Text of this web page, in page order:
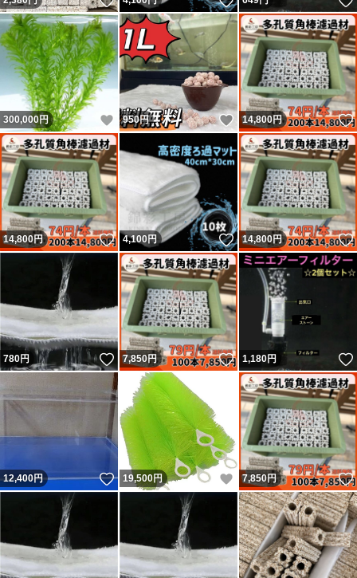
300,000円 いいね！
950円 いいね！
14,800円
14,800円 いいね！
4,100円 いいね！
14,800円
780円 いいね！
7,850円 いいね！
1,180円
12,400円 いいね！
19,500円 いいね！
7,850円